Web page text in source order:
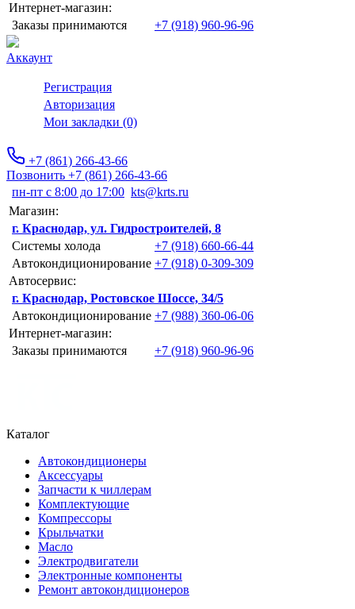
Интернет-магазин:
Заказы принимаются
+7 (918) 960-96-96
Аккаунт
Регистрация
Авторизация
Мои закладки (0)
+7 (861) 266-43-66
Позвонить +7 (861) 266-43-66
пн-пт с 8:00 до 17:00 kts@krts.ru
Магазин:
г. Краснодар, ул. Гидростроителей, 8
Системы холода
+7 (918) 660-66-44
Автокондиционирование +7 (918) 0-309-309
Автосервис:
г. Краснодар, Ростовское Шоссе, 34/5
Автокондиционирование +7 (988) 360-06-06
Интернет-магазин:
Заказы принимаются
+7 (918) 960-96-96
Каталог
Автокондиционеры
Аксессуары
Запчасти к чиллерам
Комплектующие
Компрессоры
Крыльчатки
Масло
Электродвигатели
Электронные компоненты
Ремонт автокондиционеров